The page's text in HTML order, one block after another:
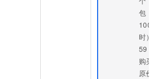
包（
100
时）
59
购买
原价